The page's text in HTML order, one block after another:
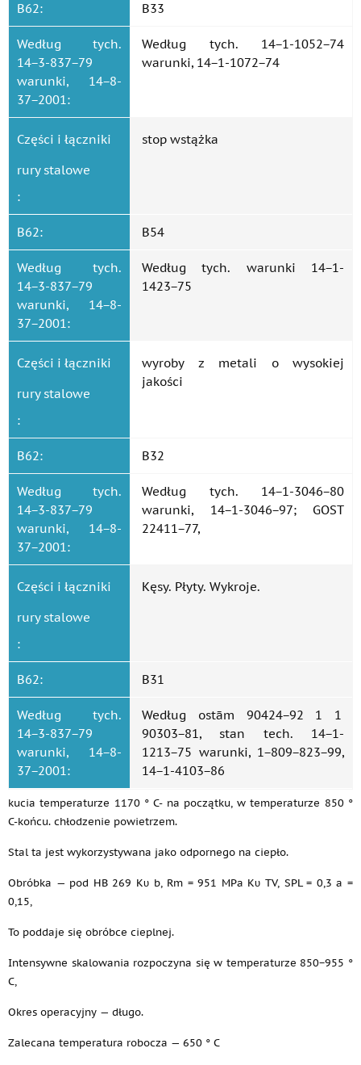
B62: B33
Według tych.
14−3-837−79
warunki, 14−8-
37−2001:
Według tych. 14−1-1052−74
warunki, 14−1-1072−74
Części i łączniki
rury stalowe
:
stop wstążka
B62: B54
Według tych.
14−3-837−79
warunki, 14−8-
37−2001:
Według tych. warunki 14−1-
1423−75
Części i łączniki
rury stalowe
:
wyroby z metali o wysokiej
jakości
B62: B32
Według tych.
14−3-837−79
warunki, 14−8-
37−2001:
Według tych. 14−1-3046−80
warunki, 14−1-3046−97; GOST
22411−77,
Części i łączniki
rury stalowe
:
Kęsy. Płyty. Wykroje.
B62: B31
Według tych.
14−3-837−79
warunki, 14−8-
37−2001:
Według ostām 90424−92 1 1
90303−81, stan tech. 14−1-
1213−75 warunki, 1−809−823−99,
14−1-4103−86
kucia temperaturze 1170 ° C- na początku, w temperaturze 850 °
C-końcu. chłodzenie powietrzem.
Stal ta jest wykorzystywana jako odpornego na ciepło.
Obróbka — pod HB 269 Kυ b, Rm = 951 MPa Kυ TV, SPL = 0,3 a =
0,15,
To poddaje się obróbce cieplnej.
Intensywne skalowania rozpoczyna się w temperaturze 850−955 °
C,
Okres operacyjny — długo.
Zalecana temperatura robocza — 650 ° C